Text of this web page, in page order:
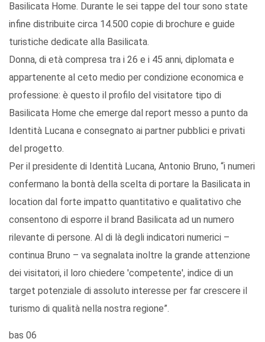
Basilicata Home. Durante le sei tappe del tour sono state
infine distribuite circa 14.500 copie di brochure e guide
turistiche dedicate alla Basilicata.
Donna, di età compresa tra i 26 e i 45 anni, diplomata e
appartenente al ceto medio per condizione economica e
professione: è questo il profilo del visitatore tipo di
Basilicata Home che emerge dal report messo a punto da
Identità Lucana e consegnato ai partner pubblici e privati
del progetto.
Per il presidente di Identità Lucana, Antonio Bruno, “i numeri
confermano la bontà della scelta di portare la Basilicata in
location dal forte impatto quantitativo e qualitativo che
consentono di esporre il brand Basilicata ad un numero
rilevante di persone. Al di là degli indicatori numerici –
continua Bruno – va segnalata inoltre la grande attenzione
dei visitatori, il loro chiedere 'competente', indice di un
target potenziale di assoluto interesse per far crescere il
turismo di qualità nella nostra regione”.
bas 06